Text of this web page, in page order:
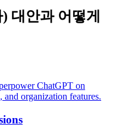
대안과 어떻게
ChatGPT on
organization features.